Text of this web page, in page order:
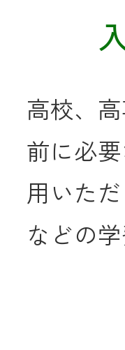
JA
く
JA
高校、
前に必
用いた
などの